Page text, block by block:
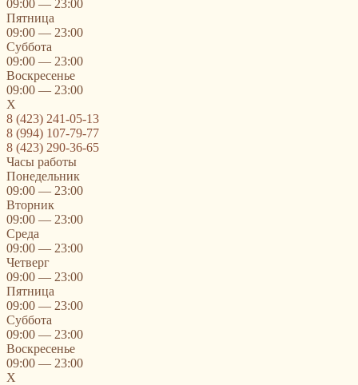
09:00 — 23:00
Пятница
09:00 — 23:00
Суббота
09:00 — 23:00
Воскресенье
09:00 — 23:00
X
8 (423) 241-05-13
8 (994) 107-79-77
8 (423) 290-36-65
Часы работы
Понедельник
09:00 — 23:00
Вторник
09:00 — 23:00
Среда
09:00 — 23:00
Четверг
09:00 — 23:00
Пятница
09:00 — 23:00
Суббота
09:00 — 23:00
Воскресенье
09:00 — 23:00
X